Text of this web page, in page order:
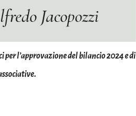
Jacopozzi
per l’approvazione del bilancio 2024 e di